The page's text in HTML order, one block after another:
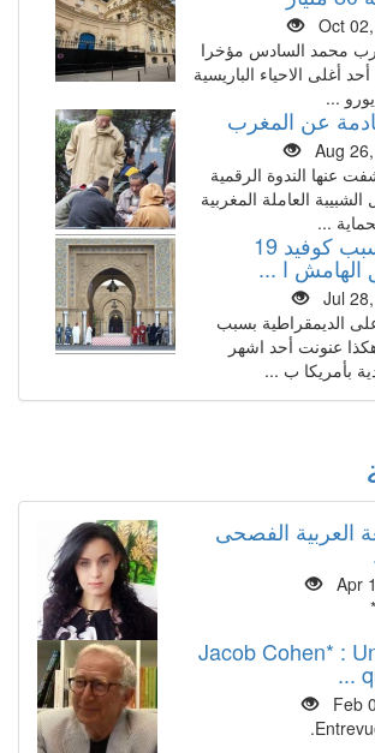
Oct
محمد السادس مؤخرا
الاحياء الباريسية
عن المغرب
Aug
الندوة الرقمية
العاملة المغربية
...
بلومبيرغ : بسبب كوفيد 19
ا ...
Jul
الديمقراطية بسبب
عنونت أحد اشهر
بأمريكا ب ...
العربية الفصحى
Jacob Cohen* :